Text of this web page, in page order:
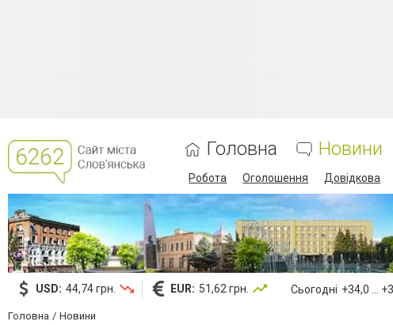
Головна Новини
Робота Оголошення Довідкова
USD: 44,74 грн. EUR: 51,62 грн. Сьогодні +34,0 ...
Головна Новини